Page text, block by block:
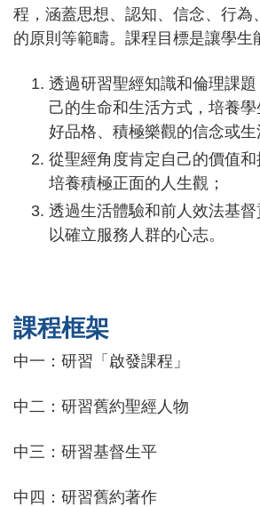
程，涵蓋思想、認知、信念、行為
的原則等範疇。課程目標是讓學生
透過研習聖經知識和倫理課
己的生命和生活方式，培養
好品格、積極樂觀的信念或生
從聖經角度肯定自己的價值和
培養積極正面的人生觀；
透過生活體驗和前人效法基督
以確立服務人群的心志。
課程框架
中一：研習「啟發課程」
中二：研習舊約聖經人物
中三：研習基督生平
中四：研習舊約著作